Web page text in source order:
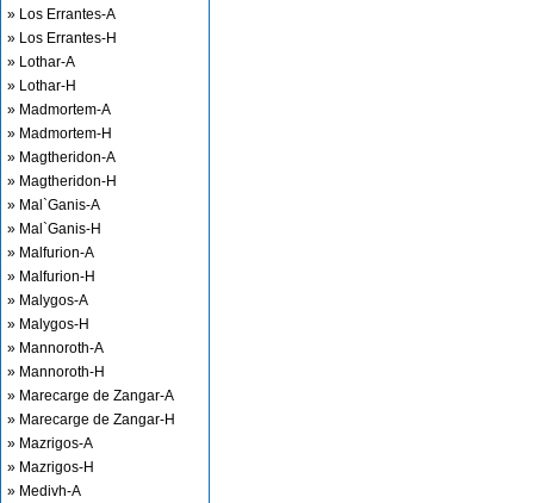
» Los Errantes-A
» Los Errantes-H
» Lothar-A
» Lothar-H
» Madmortem-A
» Madmortem-H
» Magtheridon-A
» Magtheridon-H
» Mal`Ganis-A
» Mal`Ganis-H
» Malfurion-A
» Malfurion-H
» Malygos-A
» Malygos-H
» Mannoroth-A
» Mannoroth-H
» Marecarge de Zangar-A
» Marecarge de Zangar-H
» Mazrigos-A
» Mazrigos-H
» Medivh-A